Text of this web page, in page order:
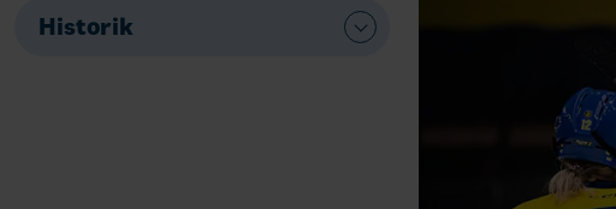
Historik